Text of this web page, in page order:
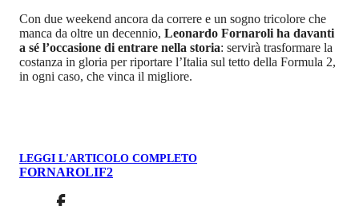
Con due weekend ancora da correre e un sogno tricolore che
manca da oltre un decennio, Leonardo Fornaroli ha davanti
a sé l’occasione di entrare nella storia: servirà trasformare la
costanza in gloria per riportare l’Italia sul tetto della Formula 2,
in ogni caso, che vinca il migliore.
LEGGI L'ARTICOLO COMPLETO
FORNAROLIF2